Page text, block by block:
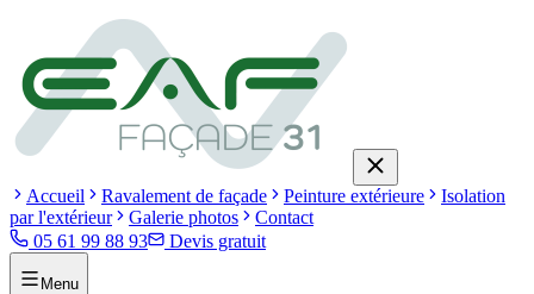
Accueil Ravalement de façade Peinture extérieure
Isolation
par l'extérieur
Galerie photos
Contact
05 61 99 88 93
Devis gratuit
Menu